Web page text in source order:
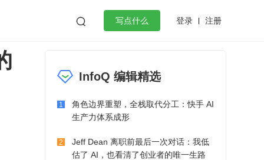
 写点什么 登录 注册
作
微服务架构 flutter
InfoQ 编辑精选
1
角色边界重塑，全栈取代分工：快手 AI
生产力体系成形
2
Jeff Dean 离职前最后一次对话：我低
估了 AI，也看清了创业者的唯一生路